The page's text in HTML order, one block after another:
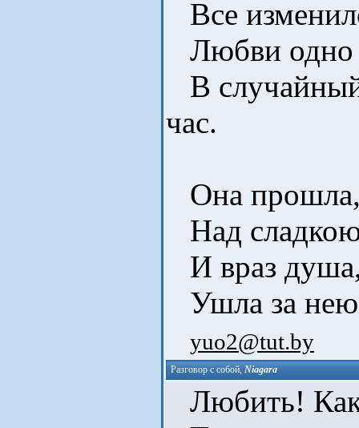
Все
Любви одно
В
час.
Она прошла,
Над
И враз
Ушла за нею
yuo2@tut.by
Разговор с собой, Niagara
Любить! Как